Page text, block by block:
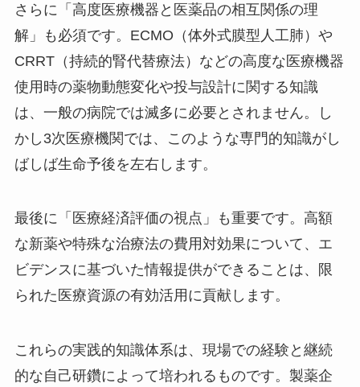
さらに「高度医療機器と医薬品の相互関係の理
解」も必須です。ECMO（体外式膜型人工肺）や
CRRT（持続的腎代替療法）などの高度な医療機器
使用時の薬物動態変化や投与設計に関する知識
は、一般の病院では滅多に必要とされません。し
かし3次医療機関では、このような専門的知識がし
ばしば生命予後を左右します。
最後に「医療経済評価の視点」も重要です。高額
な新薬や特殊な治療法の費用対効果について、エ
ビデンスに基づいた情報提供ができることは、限
られた医療資源の有効活用に貢献します。
これらの実践的知識体系は、現場での経験と継続
的な自己研鑽によって培われるものです。製薬企